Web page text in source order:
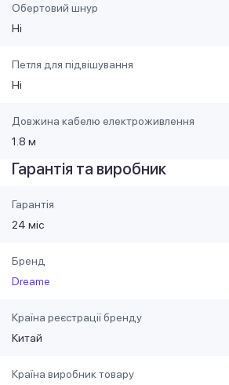
Обертовий шнур
Ні
Петля для підвішування
Ні
Довжина кабелю електроживлення
1.8 м
Гарантія та виробник
Гарантія
24 міс
Бренд
Dreame
Країна реєстрації бренду
Китай
Країна виробник товару